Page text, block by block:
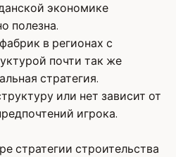
экономике
полезна.
в регионах с
почти так же
стратегия.
или нет зависит от
игрока.
стратегии строительства